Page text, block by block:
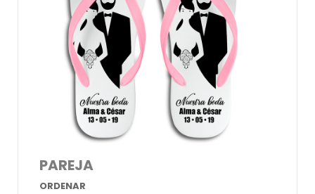
PAREJA
ORDENAR